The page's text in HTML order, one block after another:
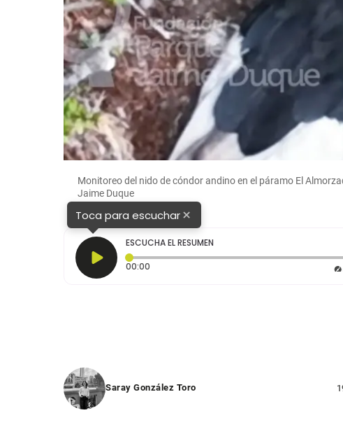
Monitoreo del nido de cóndor andino en el páramo El
Jaime Duque
Toca para escuchar×
ESCUCHA EL RESUMEN
00:00
Saray González Toro